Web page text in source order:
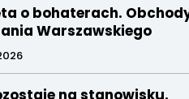
o bohaterach.
Warszawskiego
na stanowisku.